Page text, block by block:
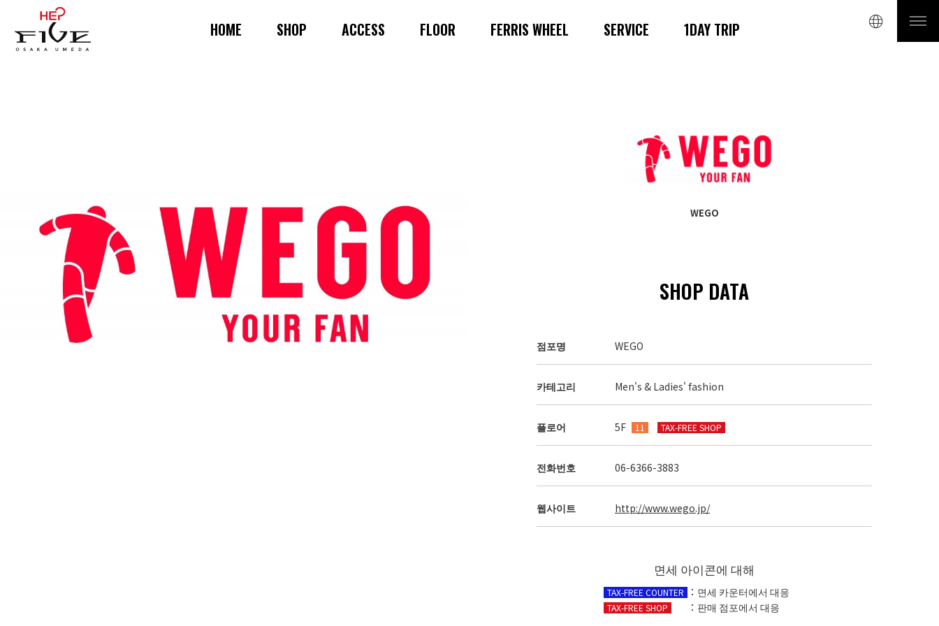
HOME SHOP ACCESS FLOOR FERRIS WHEEL SERVICE 1DAY TRIP
WEGO
SHOP DATA
점포명 WEGO
카테고리 Men's & Ladies' fashion
플로어 5F 11 TAX-FREE SHOP
전화번호 06-6366-3883
웹사이트 http://www.wego.jp/
면세 아이콘에 대해
TAX-FREE COUNTER ：면세 카운터에서 대응
TAX-FREE SHOP ：판매 점포에서 대응